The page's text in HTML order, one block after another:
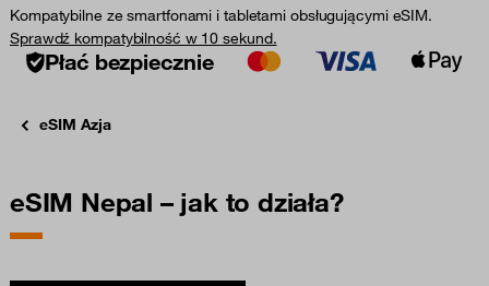
Kompatybilne ze smartfonami i tabletami obsługującymi eSIM.
Sprawdź kompatybilność w 10 sekund.
Płać bezpiecznie
eSIM Azja
eSIM Nepal – jak to działa?